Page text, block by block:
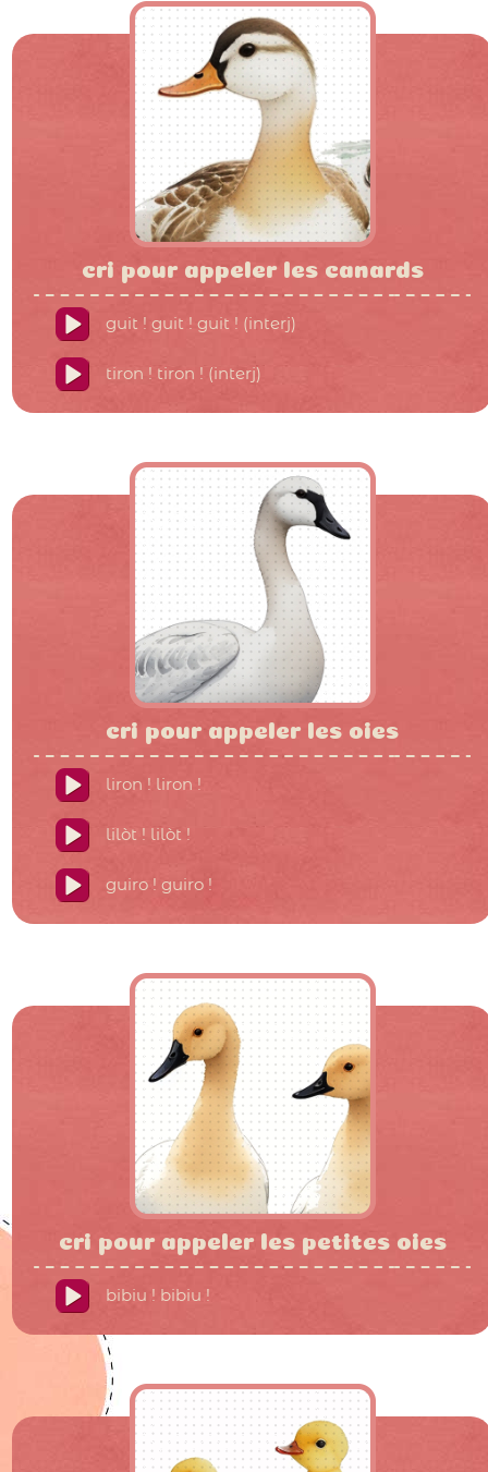
cri pour appeler les canards
guit ! guit ! guit ! (interj)
tiron ! tiron ! (interj)
cri pour appeler les oies
liron ! liron !
lilòt ! lilòt !
guiro ! guiro !
cri pour appeler les petites oies
bibiu ! bibiu !